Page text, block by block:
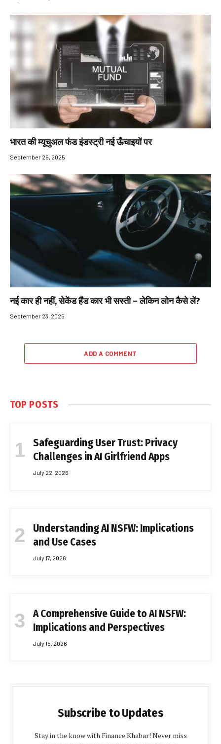
भारत की म्यूचुअल फंड इंडस्ट्री नई ऊँचाइयों पर
September 25, 2025
नई कार ही नहीं, सेकेंड हैंड कार भी सस्ती – लेकिन लोन कैसे लें?
September 23, 2025
ADD A COMMENT
TOP POSTS
Safeguarding User Trust: Privacy
Challenges in AI Girlfriend Apps
July 22, 2026
Understanding AI NSFW: Implications
and Use Cases
July 17, 2026
A Comprehensive Guide to AI NSFW:
Implications and Perspectives
July 15, 2026
Subscribe to Updates
Stay in the know with Finance Khabar! Never miss